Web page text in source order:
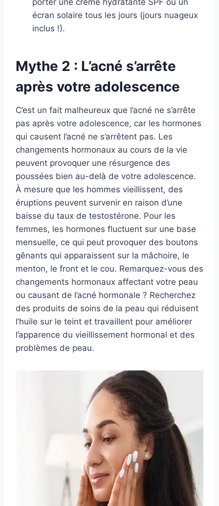
porter une crème hydratante SPF ou un
écran solaire tous les jours (jours nuageux
inclus !).
Mythe 2 : L’acné s’arrête
après votre adolescence
C’est un fait malheureux que l’acné ne s’arrête
pas après votre adolescence, car les hormones
qui causent l’acné ne s’arrêtent pas. Les
changements hormonaux au cours de la vie
peuvent provoquer une résurgence des
poussées bien au-delà de votre adolescence.
À mesure que les hommes vieillissent, des
éruptions peuvent survenir en raison d’une
baisse du taux de testostérone. Pour les
femmes, les hormones fluctuent sur une base
mensuelle, ce qui peut provoquer des boutons
gênants qui apparaissent sur la mâchoire, le
menton, le front et le cou. Remarquez-vous des
changements hormonaux affectant votre peau
ou causant de l’acné hormonale ? Recherchez
des produits de soins de la peau qui réduisent
l’huile sur le teint et travaillent pour améliorer
l’apparence du vieillissement hormonal et des
problèmes de peau.